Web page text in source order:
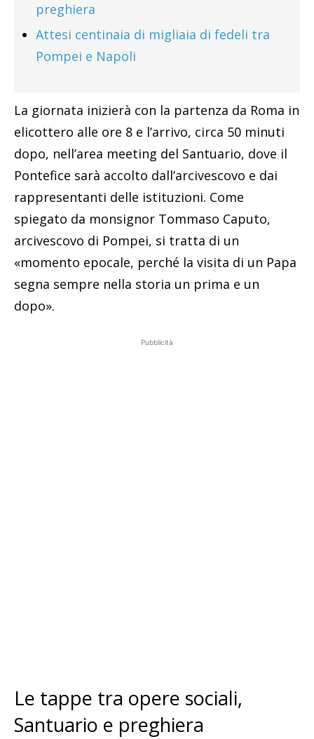
preghiera
Attesi centinaia di migliaia di fedeli tra
Pompei e Napoli
La giornata inizierà con la partenza da Roma in
elicottero alle ore 8 e l’arrivo, circa 50 minuti
dopo, nell’area meeting del Santuario, dove il
Pontefice sarà accolto dall’arcivescovo e dai
rappresentanti delle istituzioni. Come
spiegato da monsignor Tommaso Caputo,
arcivescovo di Pompei, si tratta di un
«momento epocale, perché la visita di un Papa
segna sempre nella storia un prima e un
dopo».
Pubblicità
Le tappe tra opere sociali,
Santuario e preghiera